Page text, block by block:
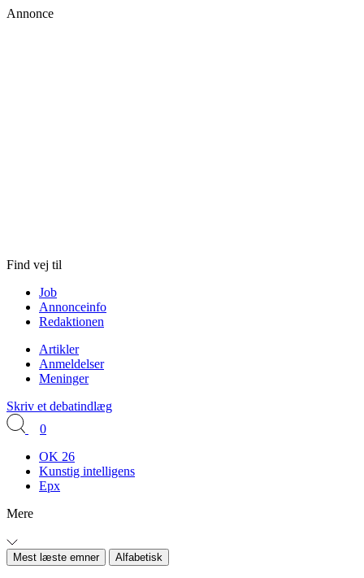
Annonce
Find vej til
Job
Annonceinfo
Redaktionen
Artikler
Anmeldelser
Meninger
Skriv et debatindlæg
0
OK 26
Kunstig intelligens
Epx
Mere
Mest læste emner Alfabetisk